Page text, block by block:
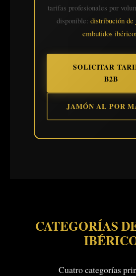
tarifas profesionales por
disponible: distribución de
embutidos
SOLICITAR
B2B
JAMÓN AL POR
CATEGORÍAS
Cuatro categorías
🥩